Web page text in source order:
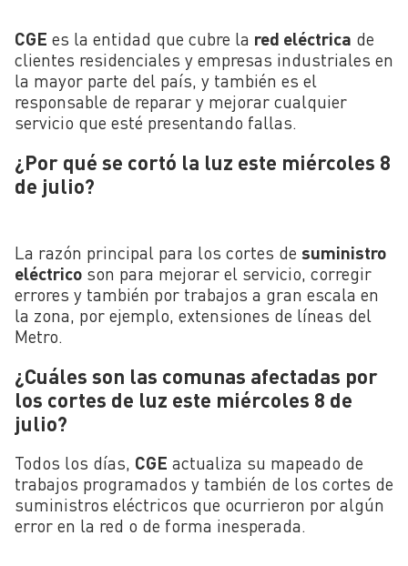
CGE es la entidad que cubre la red eléctrica de
clientes residenciales y empresas industriales en
la mayor parte del país, y también es el
responsable de reparar y mejorar cualquier
servicio que esté presentando fallas.
¿Por qué se cortó la luz este miércoles 8
de julio?
La razón principal para los cortes de suministro
eléctrico son para mejorar el servicio, corregir
errores y también por trabajos a gran escala en
la zona, por ejemplo, extensiones de líneas del
Metro.
¿Cuáles son las comunas afectadas por
los cortes de luz este miércoles 8 de
julio?
Todos los días, CGE actualiza su mapeado de
trabajos programados y también de los cortes de
suministros eléctricos que ocurrieron por algún
error en la red o de forma inesperada.